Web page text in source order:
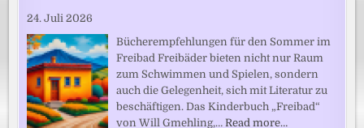
24. Juli 2026
Bücherempfehlungen für den Sommer im
Freibad Freibäder bieten nicht nur Raum
zum Schwimmen und Spielen, sondern
auch die Gelegenheit, sich mit Literatur zu
beschäftigen. Das Kinderbuch „Freibad“
von Will Gmehling,…Read more…